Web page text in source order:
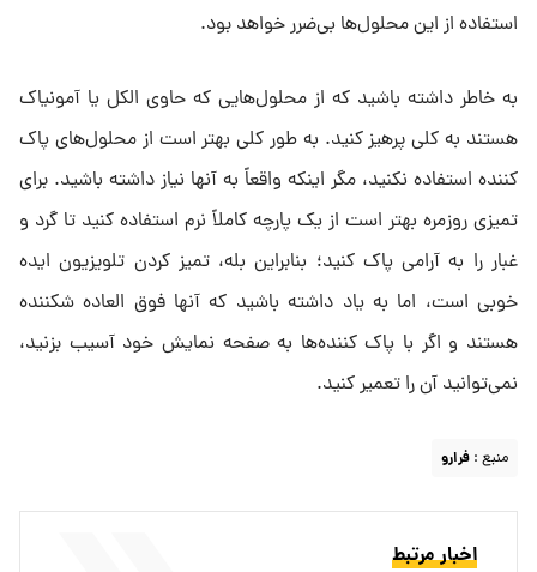
استفاده از این محلول‌ها بی‌ضرر خواهد بود.
به خاطر داشته باشید که از محلول‌هایی که حاوی الکل یا آمونیاک
هستند به کلی پرهیز کنید. به طور کلی بهتر است از محلول‌های پاک
کننده استفاده نکنید، مگر اینکه واقعاً به آنها نیاز داشته باشید. برای
تمیزی روزمره بهتر است از یک پارچه کاملاً نرم استفاده کنید تا گرد و
غبار را به آرامی پاک کنید؛ بنابراین بله، تمیز کردن تلویزیون ایده
خوبی است، اما به یاد داشته باشید که آنها فوق العاده شکننده
هستند و اگر با پاک کننده‌ها به صفحه نمایش خود آسیب بزنید،
نمی‌توانید آن را تعمیر کنید.
منبع : فرارو
اخبار مرتبط